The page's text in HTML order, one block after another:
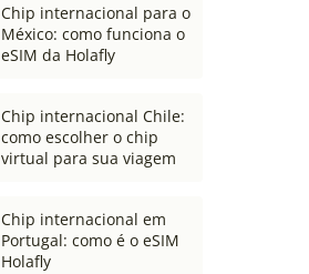
Chip internacional para o
México: como funciona o
eSIM da Holafly
Chip internacional Chile:
como escolher o chip
virtual para sua viagem
Chip internacional em
Portugal: como é o eSIM
Holafly